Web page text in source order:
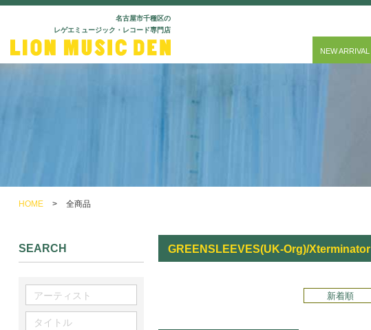
名古屋市千種区の
レゲエミュージック・レコード専門店
NEW ARRIVAL
HOME > 全商品
GREENSLEEVES(UK-Org)/Xterminator
新着順
SEARCH